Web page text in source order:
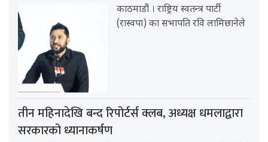
काठमाडौं । राष्ट्रिय स्वतन्त्र पार्टी
(रास्वपा) का सभापति रवि लामिछानेले
तीन महिनादेखि बन्द रिपोर्टर्स क्लब, अध्यक्ष धमलाद्वारा
सरकारको ध्यानाकर्षण